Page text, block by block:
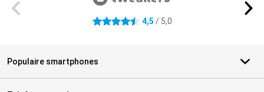
4.5 sterren 4,5 / 5,0
Populaire smartphones